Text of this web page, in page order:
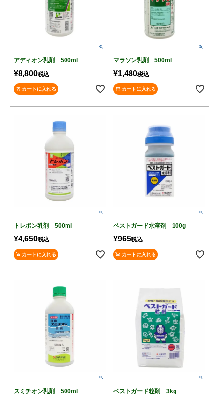
アディオン乳剤 500ml
¥8,800税込
カートに入れる
マラソン乳剤 500ml
¥1,480税込
カートに入れる
トレボン乳剤 500ml
¥4,650税込
カートに入れる
ベストガード水溶剤 100g
¥965税込
カートに入れる
スミチオン乳剤 500ml ベストガード粒剤 3kg